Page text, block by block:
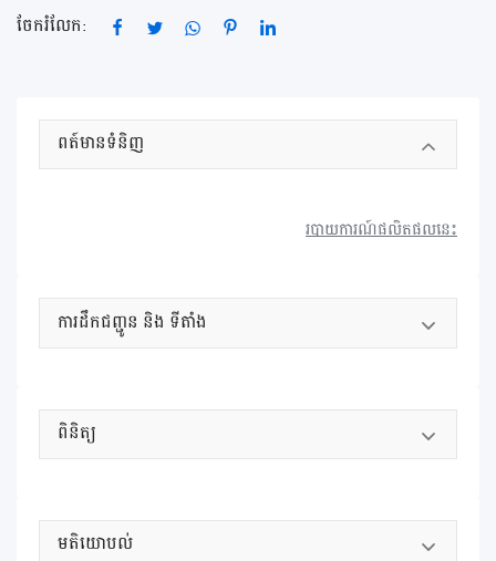
ចែករំលែក:
ពត៍មានទំនិញ
របាយការណ៍ផលិតផលនេះ
ការដឹកជញ្ជូន និង ទីតាំង
ពិនិត្យ
មតិយោបល់